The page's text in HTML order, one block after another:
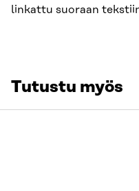
linkattu suoraan
Tutustu myös